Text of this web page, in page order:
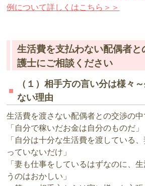
例について詳しくはこちら＞＞
生活費を支払わない配偶者と
護士にご相談ください
（１）相手方の言い分は様々
ない理由
生活費を渡さない配偶者との交渉の中
「自分で稼いだお金は自分のものだ」
「自分は十分な生活費を渡している
っていないだけ」
「妻も仕事をしているはずなのに、
うのはおかしい」